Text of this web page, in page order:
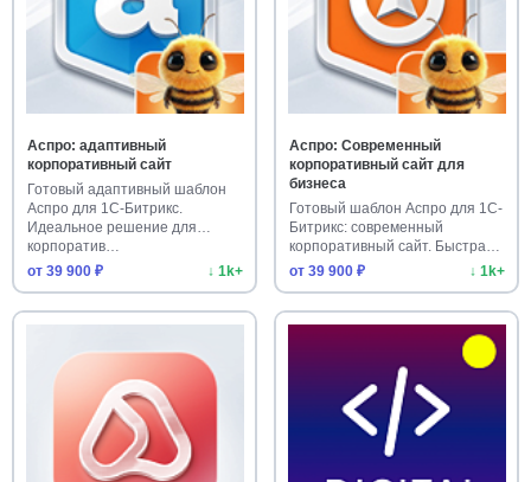
Аспро: адаптивный
корпоративный сайт
Готовый адаптивный шаблон
Аспро для 1С-Битрикс.
Идеальное решение для
корпоратив…
от 39 900 ₽
↓ 1k+
Аспро: Современный
корпоративный сайт для
бизнеса
Готовый шаблон Аспро для 1С-
Битрикс: современный
корпоративный сайт. Быстрая
уст…
от 39 900 ₽ ↓ 1k+